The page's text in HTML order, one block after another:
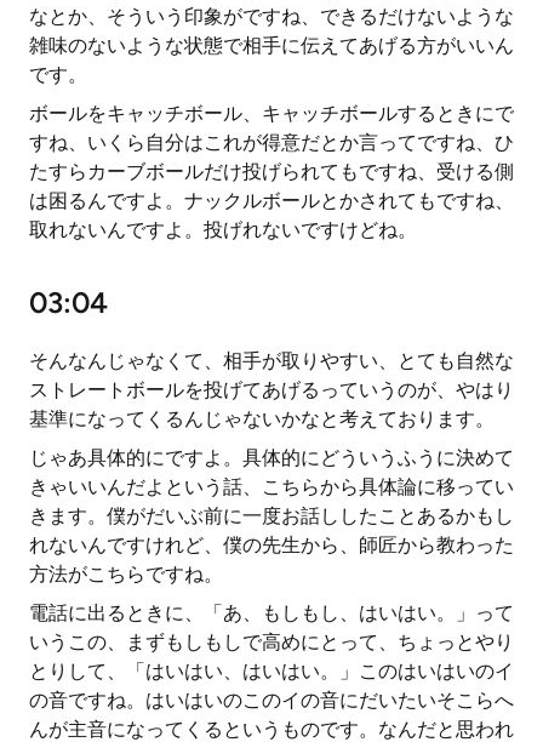
なとか、そういう印象がですね、できるだけないような
雑味のないような状態で相手に伝えてあげる方がいいん
です。
ボールをキャッチボール、キャッチボールするときにで
すね、いくら自分はこれが得意だとか言ってですね、ひ
たすらカーブボールだけ投げられてもですね、受ける側
は困るんですよ。ナックルボールとかされてもですね、
取れないんですよ。投げれないですけどね。
03:04
そんなんじゃなくて、相手が取りやすい、とても自然な
ストレートボールを投げてあげるっていうのが、やはり
基準になってくるんじゃないかなと考えております。
じゃあ具体的にですよ。具体的にどういうふうに決めて
きゃいいんだよという話、こちらから具体論に移ってい
きます。僕がだいぶ前に一度お話ししたことあるかもし
れないんですけれど、僕の先生から、師匠から教わった
方法がこちらですね。
電話に出るときに、「あ、もしもし、はいはい。」って
いうこの、まずもしもしで高めにとって、ちょっとやり
とりして、「はいはい、はいはい。」このはいはいのイ
の音ですね。はいはいのこのイの音にだいたいそこらへ
んが主音になってくるというものです。なんだと思われ